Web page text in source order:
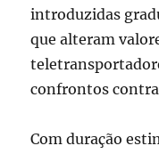
introduzidas
que alteram
confrontos
Com duração